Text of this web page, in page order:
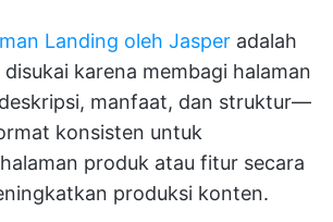
Landing oleh Jasper adalah
karena membagi halaman
manfaat, dan struktur—
konsisten untuk
produk atau fitur secara
produksi konten.